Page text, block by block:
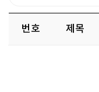
번호 제목